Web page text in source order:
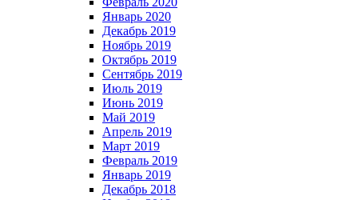
Январь 2020
Декабрь 2019
Ноябрь 2019
Октябрь 2019
Сентябрь 2019
Июль 2019
Июнь 2019
Май 2019
Апрель 2019
Март 2019
Февраль 2019
Январь 2019
Декабрь 2018